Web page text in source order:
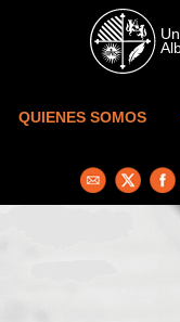
Skip to main content
QUIENES SOMOS